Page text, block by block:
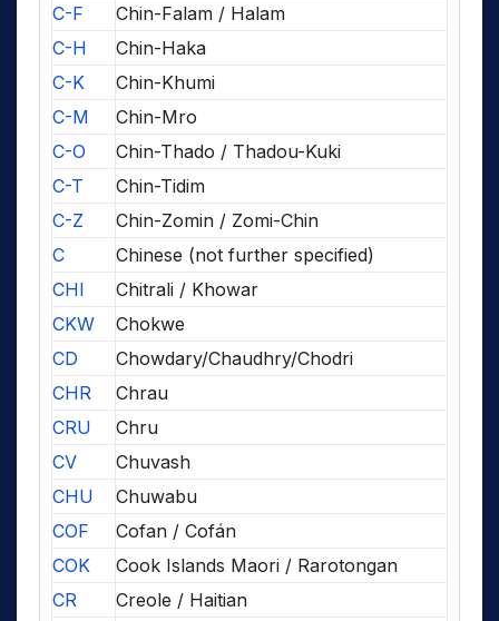
C-F
Chin-Falam / Halam
C-H
Chin-Haka
C-K
Chin-Khumi
C-M
Chin-Mro
C-O
Chin-Thado / Thadou-Kuki
C-T
Chin-Tidim
C-Z
Chin-Zomin / Zomi-Chin
C
Chinese (not further specified)
CHI
Chitrali / Khowar
CKW
Chokwe
CD
Chowdary/Chaudhry/Chodri
CHR
Chrau
CRU
Chru
CV
Chuvash
CHU
Chuwabu
COF
Cofan / Cofán
COK
Cook Islands Maori / Rarotongan
CR
Creole / Haitian